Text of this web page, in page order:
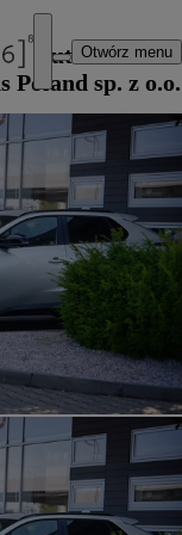
Otwórz menu
autami
sp. z o.o.